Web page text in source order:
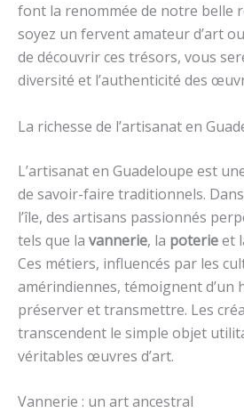
font la renommée de notre belle
soyez un fervent amateur d’art
de découvrir ces trésors, vous
diversité et l’authenticité des
La richesse de l’artisanat en
L’artisanat en Guadeloupe est
de savoir-faire traditionnels.
l’île, des artisans passionnés
tels que la vannerie, la poterieet
Ces métiers, influencés par les
amérindiennes, témoignent d’un
préserver et transmettre. Les
transcendent le simple objet
véritables œuvres d’art.
Vannerie : un art ancestral